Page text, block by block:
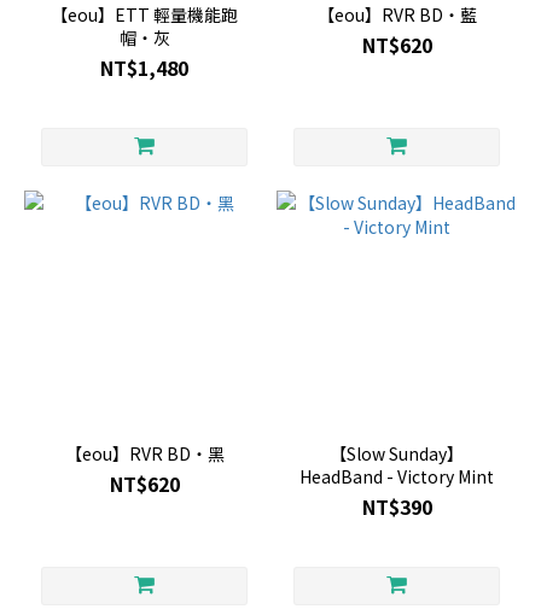
【eou】ETT 輕量機能跑
帽・灰
NT$1,480
【eou】RVR BD・藍
NT$620
【eou】RVR BD・黑
NT$620
【Slow Sunday】
HeadBand - Victory Mint
NT$390